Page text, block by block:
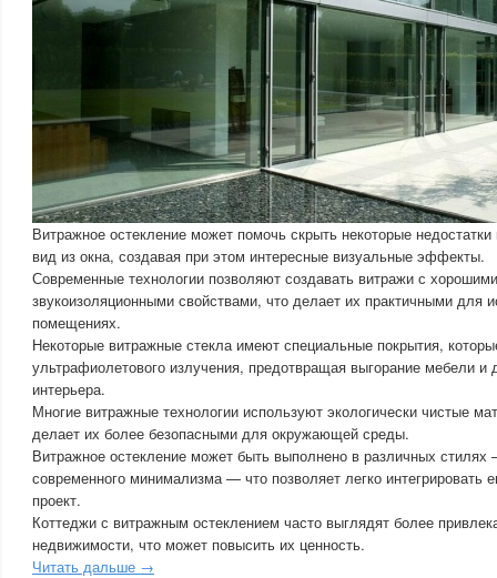
Витражное остекление может помочь скрыть некоторые
вид из окна, создавая при этом интересные визуальные эффекты.
Современные технологии позволяют создавать витражи с
звукоизоляционными свойствами, что делает их практичными для
помещениях.
Некоторые витражные стекла имеют специальные покрытия,
ультрафиолетового излучения, предотвращая выгорание мебели и
интерьера.
Многие витражные технологии используют экологически чистые
делает их более безопасными для окружающей среды.
Витражное остекление может быть выполнено в различных стилях
современного минимализма — что позволяет легко интегрировать
проект.
Коттеджи с витражным остеклением часто выглядят более
недвижимости, что может повысить их ценность.
Читать дальше →